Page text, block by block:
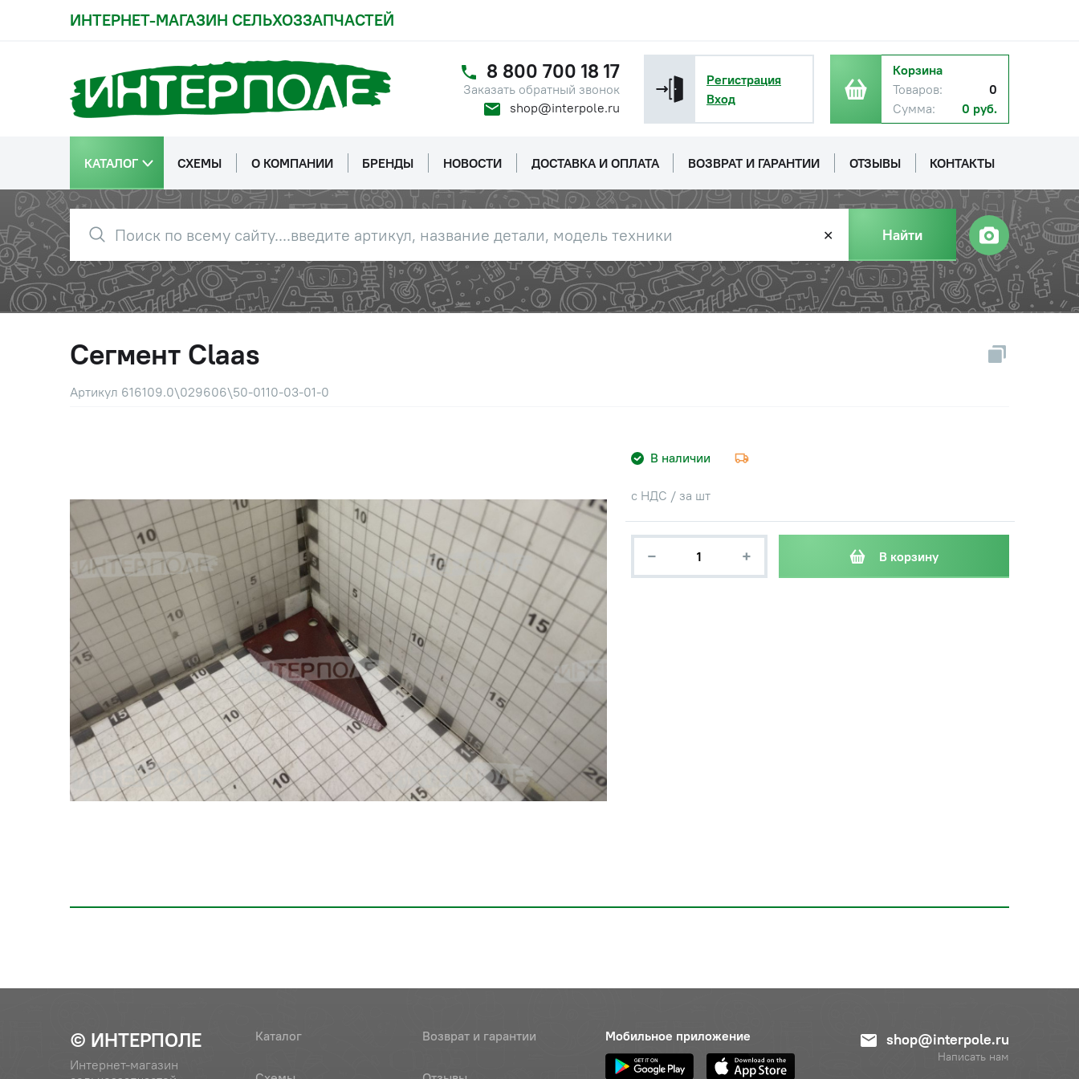
ИНТЕРНЕТ-МАГАЗИН СЕЛЬХОЗЗАПЧАСТЕЙ
8 800 700 18 17
Заказать обратный звонок
shop@interpole.ru
Регистрация
Вход
Корзина
Товаров:
0
Сумма:
0 руб.
КАТАЛОГ СХЕМЫ О КОМПАНИИ БРЕНДЫ НОВОСТИ ДОСТАВКА И ОПЛАТА ВОЗВРАТ И ГАРАНТИИ ОТЗЫВЫ КОНТАКТЫ
✕ Найти
Сегмент Claas
Артикул 616109.0\029606\50-0110-03-01-0
В наличии
с НДС / за шт
− + В корзину
© ИНТЕРПОЛЕ
Интернет-магазин
Каталог Возврат и гарантии Мобильное приложение shop@interpole.ru
Написать нам